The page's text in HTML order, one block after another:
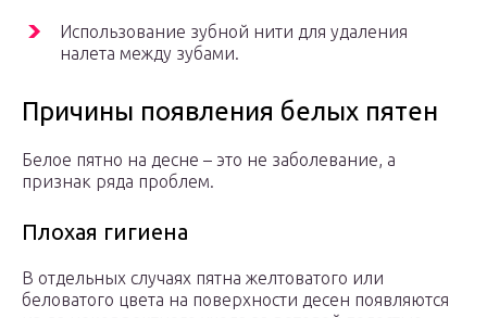
Использование зубной нити для удаления
налета между зубами.
Причины появления белых пятен
Белое пятно на десне – это не заболевание, а
признак ряда проблем.
Плохая гигиена
В отдельных случаях пятна желтоватого или
беловатого цвета на поверхности десен появляются